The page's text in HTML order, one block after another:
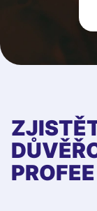
PROFEE